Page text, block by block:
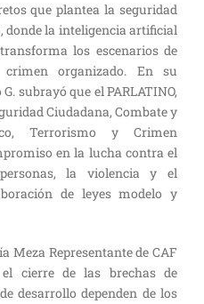
que plantea la seguridad
donde la inteligencia artificial
los escenarios de
organizado. En su
subrayó que el PARLATINO,
Ciudadana, Combate y
Terrorismo y Crimen
en la lucha contra el
la violencia y el
de leyes modelo y
Meza Representante de CAF
cierre de las brechas de
desarrollo dependen de los